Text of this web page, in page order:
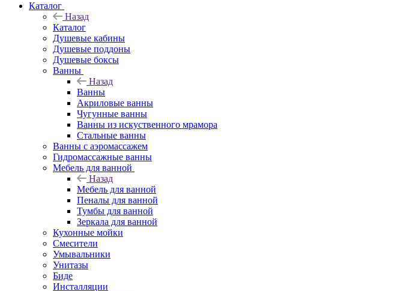
Каталог
Назад
Каталог
Душевые кабины
Душевые поддоны
Душевые боксы
Ванны
Назад
Ванны
Акриловые ванны
Чугунные ванны
Ванны из искуственного мрамора
Стальные ванны
Ванны с аэромассажем
Гидромассажные ванны
Мебель для ванной
Назад
Мебель для ванной
Пеналы для ванной
Тумбы для ванной
Зеркала для ванной
Кухонные мойки
Смесители
Умывальники
Унитазы
Биде
Инсталляции